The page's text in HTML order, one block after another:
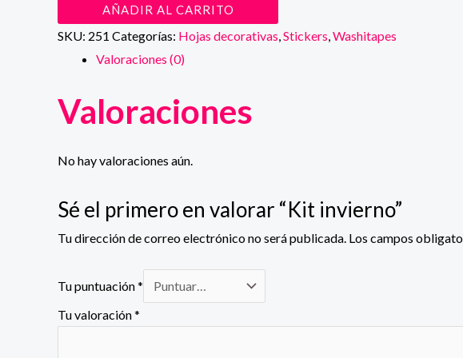
invierno
cantidad
AÑADIR AL CARRITO
SKU: 251 Categorías: Hojas decorativas,Stickers,Washitapes
Valoraciones (0)
Valoraciones
No hay valoraciones aún.
Sé el primero en valorar “Kit invierno”
Tu dirección de correo electrónico no será publicada. Los campos
Tu puntuación*
Tu valoración*